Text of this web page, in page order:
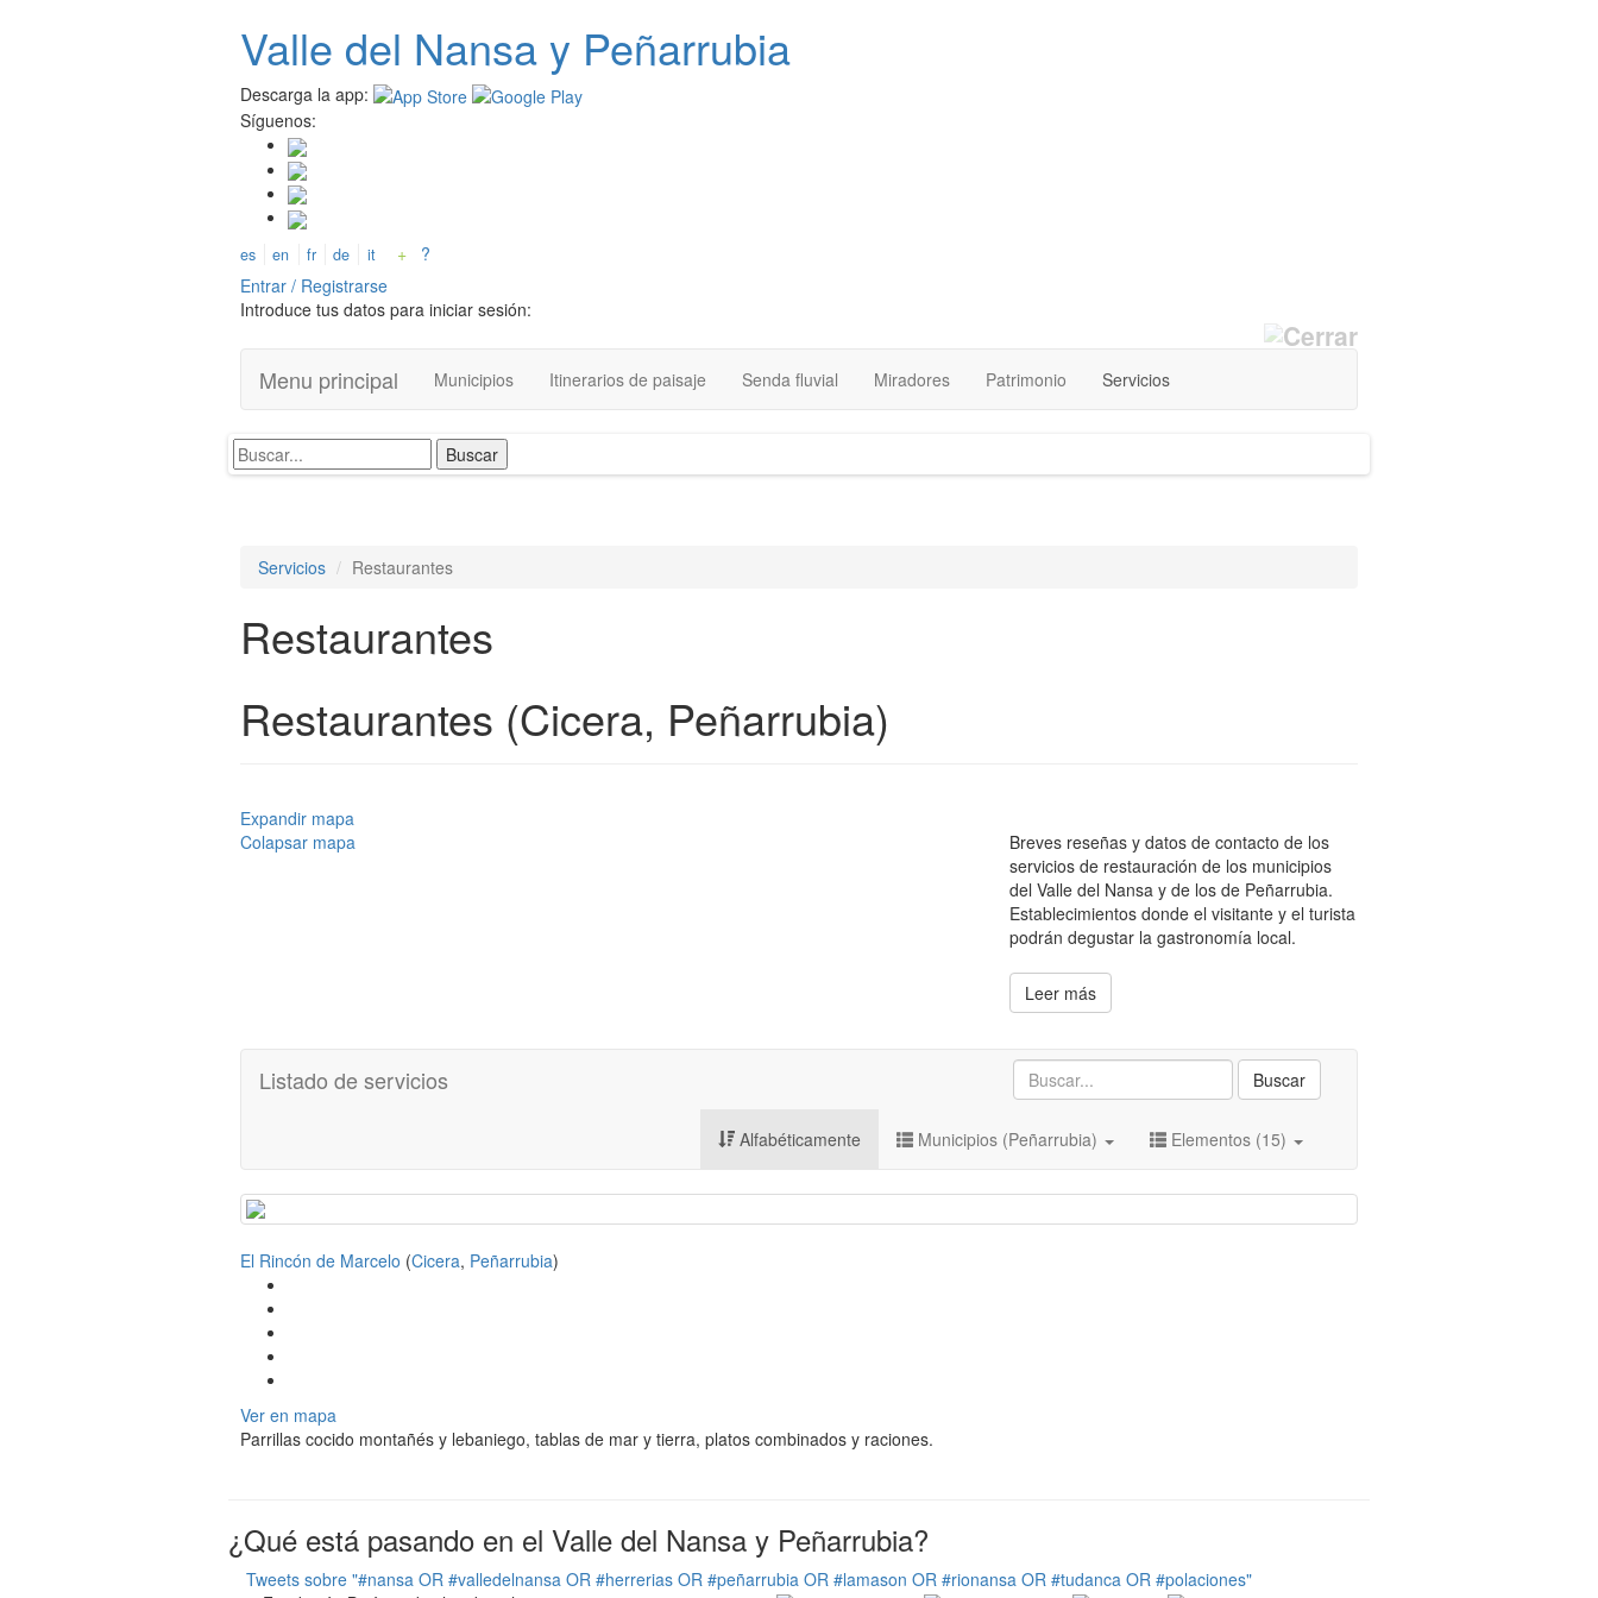
Valle del Nansay Peñarrubia
Descarga la app:
Síguenos:
es en fr de it +
?
Entrar / Registrarse
Introduce tus datos para iniciar sesión:
Menu principal Municipios Itinerarios de paisaje Senda fluvial Miradores Patrimonio Servicios
Servicios Restaurantes
Restaurantes
Restaurantes (Cicera, Peñarrubia)
Expandir mapa
Colapsar mapa
Breves reseñas y datos de contacto de los
servicios de restauración de los municipios
del Valle del Nansa y de los de Peñarrubia.
Establecimientos donde el visitante y el turista
podrán degustar la gastronomía local.
Leer más
Listado de servicios Buscar
Alfabéticamente Municipios (Peñarrubia) Elementos (15)
El Rincón de Marcelo (Cicera, Peñarrubia)
Ver en mapa
Parrillas cocido montañés y lebaniego, tablas de mar y tierra, platos combinados y raciones.
¿Qué está pasando en el Valle del Nansa y Peñarrubia?
Tweets sobre "#nansa OR #valledelnansa OR #herrerias OR #peñarrubia OR #lamason OR #rionansa OR #tudanca OR #polaciones"